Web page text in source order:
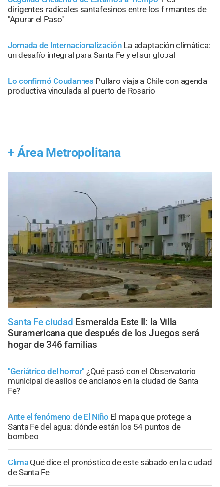
dirigentes radicales santafesinos entre los firmantes de
"Apurar el Paso"
Jornada de Internacionalización La adaptación climática:
un desafío integral para Santa Fe y el sur global
Lo confirmó Coudannes Pullaro viaja a Chile con agenda
productiva vinculada al puerto de Rosario
+ Área Metropolitana
Santa Fe ciudad Esmeralda Este II: la Villa
Suramericana que después de los Juegos será
hogar de 346 familias
"Geriátrico del horror" ¿Qué pasó con el Observatorio
municipal de asilos de ancianos en la ciudad de Santa
Fe?
Ante el fenómeno de El Niño El mapa que protege a
Santa Fe del agua: dónde están los 54 puntos de
bombeo
Clima Qué dice el pronóstico de este sábado en la ciudad
de Santa Fe